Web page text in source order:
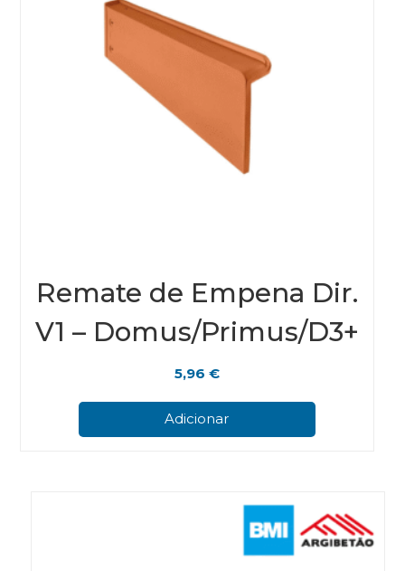
Remate de Empena Dir.
V1 – Domus/Primus/D3+
5,96 €
Adicionar